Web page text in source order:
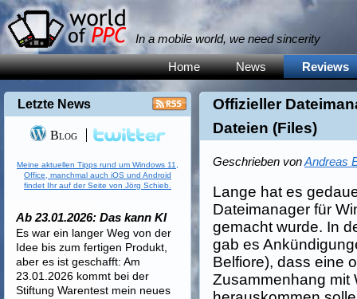
In a mobile world, we need sincerity
Home News Reviews
Offizieller
Dateien (Files)
Geschrieben vonAndreas
Lange hat es
Dateimanager für
gemacht wurde. In
gab es
Belfiore), dass eine
Zusammenhang mit
Letzte News
Blog
Meine aktuellen Tipps rund um Windows 11,
Office, manchmal auch iOS und Android
findet Ihr auf der Seite von Jörg Schieb.
Ab 23.01.2026: Das kann KI
Es war ein langer Weg von der
Idee bis zum fertigen Produkt,
aber es ist geschafft: Am
23.01.2026 kommt bei der
Stiftung Warentest mein neues